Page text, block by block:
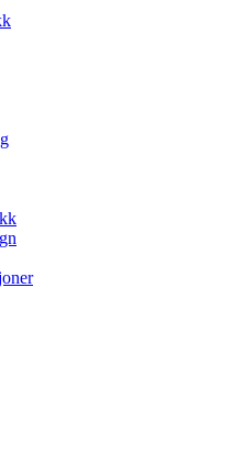
partnerskap
på nett i